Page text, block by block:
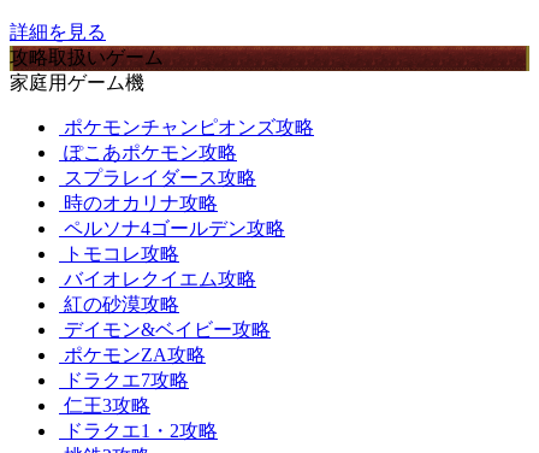
詳細を見る
攻略取扱いゲーム
家庭用ゲーム機
ポケモンチャンピオンズ攻略
ぽこあポケモン攻略
スプラレイダース攻略
時のオカリナ攻略
ペルソナ4ゴールデン攻略
トモコレ攻略
バイオレクイエム攻略
紅の砂漠攻略
デイモン&ベイビー攻略
ポケモンZA攻略
ドラクエ7攻略
仁王3攻略
ドラクエ1・2攻略